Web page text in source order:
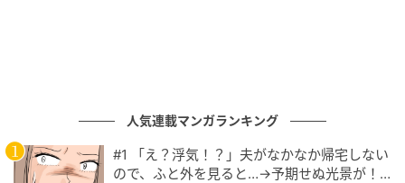
ね」といった声が寄せられ、共感が広がっています。
人気連載マンガランキング
#1 「え？浮気！？」夫がなかなか帰宅しない
ので、ふと外を見ると…→予期せぬ光景が！